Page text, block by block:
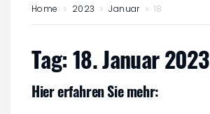
Home 2023 Januar 18
Tag:18. Januar 2023
Hier erfahren Sie mehr: